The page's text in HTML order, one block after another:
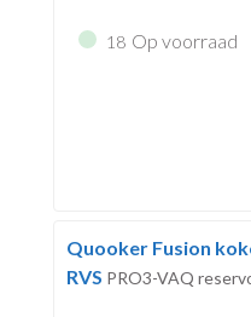
18 Op voorraad
Quooker Fusion
RVS PRO3-VAQ